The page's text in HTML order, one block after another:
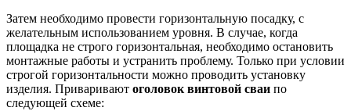
Затем необходимо провести горизонтальную посадку, с
желательным использованием уровня. В случае, когда
площадка не строго горизонтальная, необходимо остановить
монтажные работы и устранить проблему. Только при условии
строгой горизонтальности можно проводить установку
изделия. Приваривают оголовок винтовой сваи по
следующей схеме: